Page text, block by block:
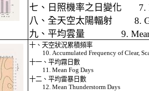
七、日照機率之日變化
7.
八、全天空太陽輻射
8.
九、平均雲量
9.
十、天空狀況累積頻率
10. Accumulated Frequency of Clear,
十一、平均霧日數
11. Mean Fog Days
十二、平均雷暴日數
12. Mean Thunderstorm Days